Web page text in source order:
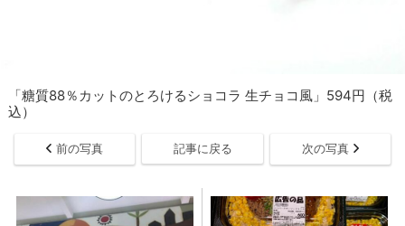
「糖質88％カットのとろけるショコラ 生チョコ風」594円（税
込）
前の写真 記事に戻る 次の写真